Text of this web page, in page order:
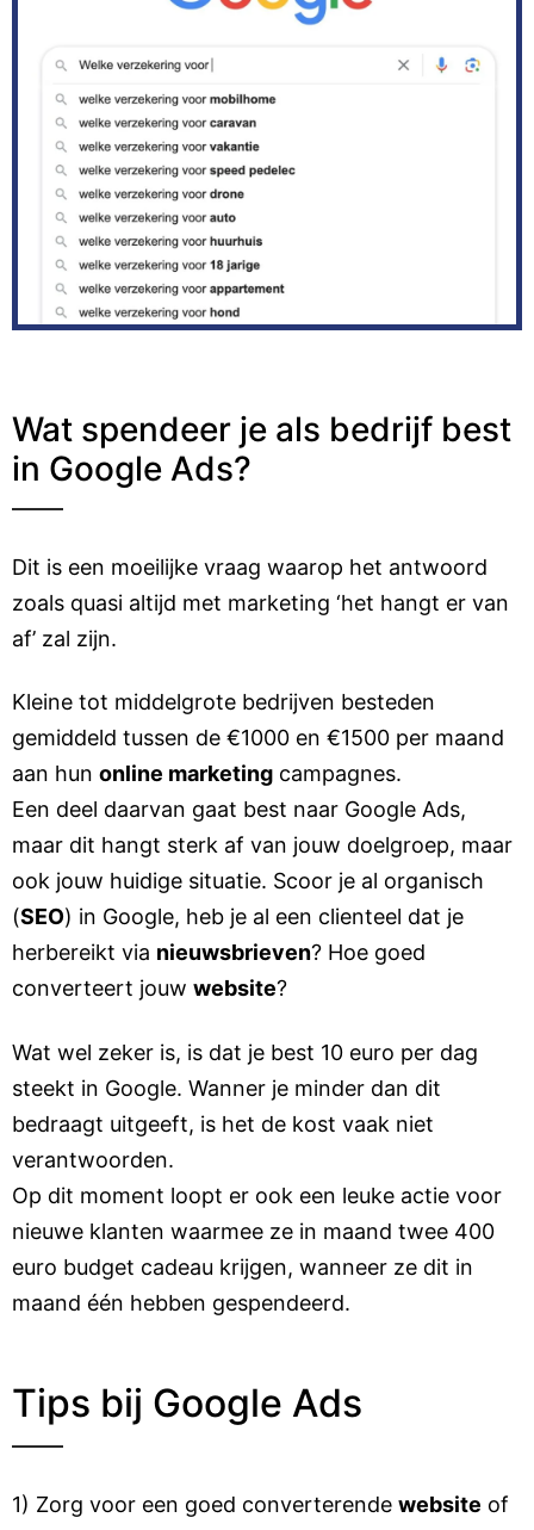
Wat spendeer je als bedrijf best
in Google Ads?
Dit is een moeilijke vraag waarop het antwoord
zoals quasi altijd met marketing ‘het hangt er van
af’ zal zijn.
Kleine tot middelgrote bedrijven besteden
gemiddeld tussen de €1000 en €1500 per maand
aan hun online marketing campagnes.
Een deel daarvan gaat best naar Google Ads,
maar dit hangt sterk af van jouw doelgroep, maar
ook jouw huidige situatie. Scoor je al organisch
(SEO) in Google, heb je al een clienteel dat je
herbereikt via nieuwsbrieven? Hoe goed
converteert jouw website?
Wat wel zeker is, is dat je best 10 euro per dag
steekt in Google. Wanner je minder dan dit
bedraagt uitgeeft, is het de kost vaak niet
verantwoorden.
Op dit moment loopt er ook een leuke actie voor
nieuwe klanten waarmee ze in maand twee 400
euro budget cadeau krijgen, wanneer ze dit in
maand één hebben gespendeerd.
Tips bij Google Ads
1) Zorg voor een goed converterende website of